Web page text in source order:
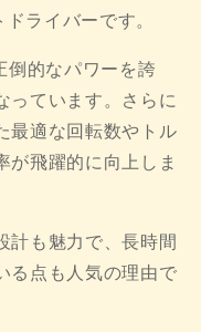
ライバーです。
倒的なパワーを誇
っています。さらに
最適な回転数やトル
が飛躍的に向上しま
計も魅力で、長時間
る点も人気の理由で